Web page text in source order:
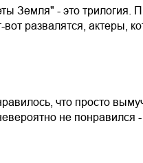
Земля" - это трилогия.
развалятся, актеры,
что просто
не понравился